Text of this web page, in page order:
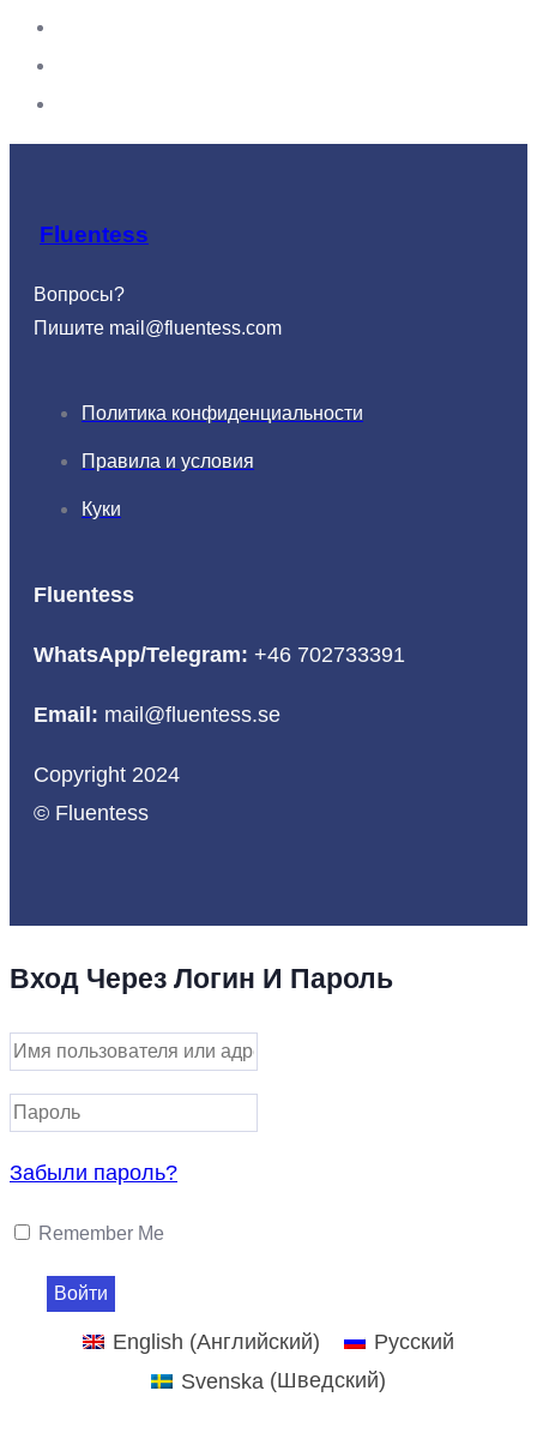
Fluentess
Вопросы?
Пишите mail@fluentess.com
Политика конфиденциальности
Правила и условия
Куки
Fluentess
WhatsApp/Telegram: +46 702733391
Email: mail@fluentess.se
Copyright 2024
© Fluentess
Вход Через Логин И Пароль
Забыли пароль?
Remember Me
English (Английский)
Русский
Svenska (Шведский)